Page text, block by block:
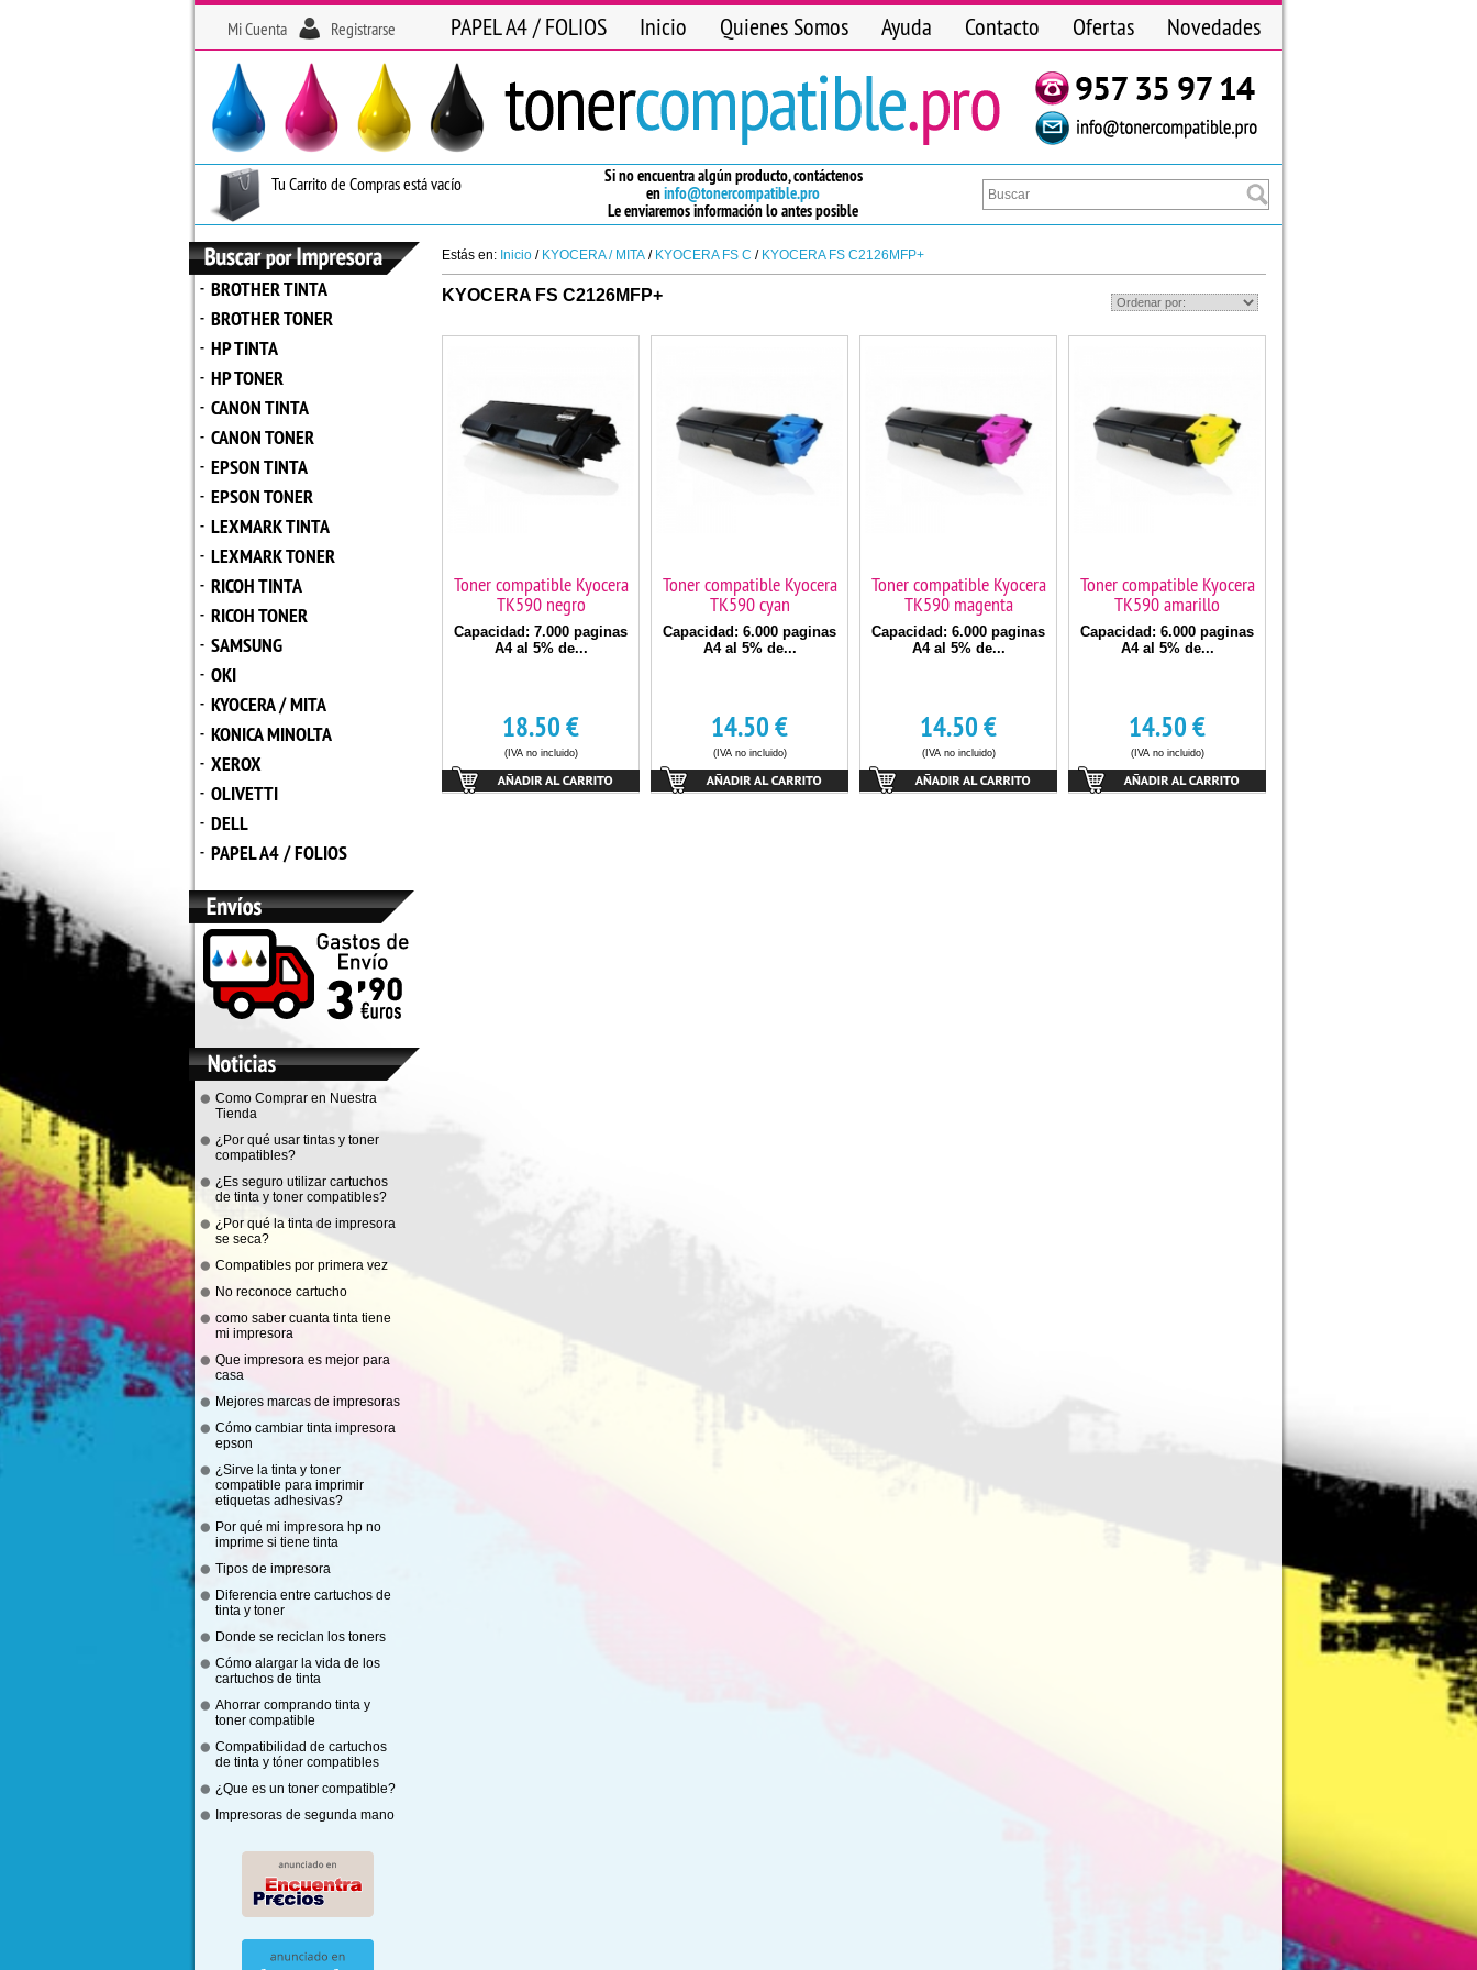
Mi Cuenta Registrarse PAPEL A4 / FOLIOS Inicio Quienes Somos Ayuda Contacto Ofertas Novedades
Si no encuentra algún producto, contáctenos
eninfo@tonercompatible.pro
Le enviaremos información lo antes posible
Tu Carrito de Compras está vacío
- BROTHER TINTA
- BROTHER TONER
- HP TINTA
- HP TONER
- CANON TINTA
- CANON TONER
- EPSON TINTA
- EPSON TONER
- LEXMARK TINTA
- LEXMARK TONER
- RICOH TINTA
- RICOH TONER
- SAMSUNG
- OKI
- KYOCERA / MITA
- KONICA MINOLTA
- XEROX
- OLIVETTI
- DELL
- PAPEL A4 / FOLIOS
Como Comprar en Nuestra
Tienda
¿Por qué usar tintas y toner
compatibles?
¿Es seguro utilizar cartuchos
de tinta y toner compatibles?
¿Por qué la tinta de impresora
se seca?
Compatibles por primera vez
No reconoce cartucho
como saber cuanta tinta tiene
mi impresora
Que impresora es mejor para
casa
Mejores marcas de impresoras
Cómo cambiar tinta impresora
epson
¿Sirve la tinta y toner
compatible para imprimir
etiquetas adhesivas?
Por qué mi impresora hp no
imprime si tiene tinta
Tipos de impresora
Diferencia entre cartuchos de
tinta y toner
Donde se reciclan los toners
Cómo alargar la vida de los
cartuchos de tinta
Ahorrar comprando tinta y
toner compatible
Compatibilidad de cartuchos
de tinta y tóner compatibles
¿Que es un toner compatible?
Impresoras de segunda mano
Estás en: Inicio / KYOCERA / MITA / KYOCERA FS C / KYOCERA FS C2126MFP+
KYOCERA FS C2126MFP+
Toner compatible Kyocera
TK590 negro
Capacidad: 7.000 paginas
A4 al 5% de...
18.50€
(IVA no incluido)
Toner compatible Kyocera
TK590 cyan
Capacidad: 6.000 paginas
A4 al 5% de...
14.50€
(IVA no incluido)
Toner compatible Kyocera
TK590 magenta
Capacidad: 6.000 paginas
A4 al 5% de...
14.50€
(IVA no incluido)
Toner compatible Kyocera
TK590 amarillo
Capacidad: 6.000 paginas
A4 al 5% de...
14.50€
(IVA no incluido)